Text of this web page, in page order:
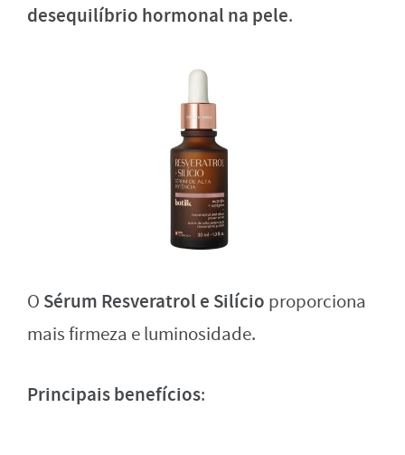
desequilíbrio hormonal na pele.
O Sérum Resveratrol e Silício proporciona
mais firmeza e luminosidade.
Principais benefícios: